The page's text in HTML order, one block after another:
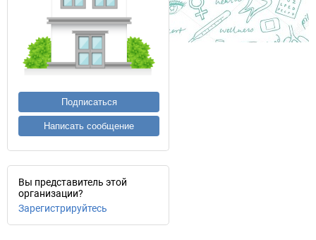
Подписаться
Написать сообщение
Вы представитель этой
организации?
Зарегистрируйтесь